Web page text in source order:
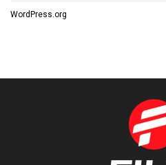
WordPress.org